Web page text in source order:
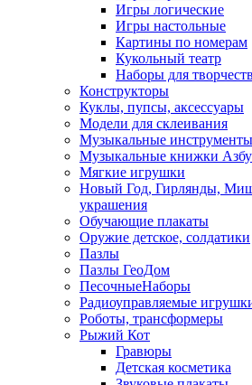
Игры логические
Игры настольные
Картины по номерам
Кукольный театр
Наборы для
Конструкторы
Куклы, пупсы, аксессуары
Модели для склеивания
Музыкальные инструменты
Музыкальные книжки
Мягкие игрушки
Новый Год, Гирлянды,
украшения
Обучающие плакаты
Оружие детское, солдатики
Пазлы
Пазлы ГеоДом
ПесочныеНаборы
Радиоуправляемые
Роботы, трансформеры
Рыжий Кот
Гравюры
Детская косметика